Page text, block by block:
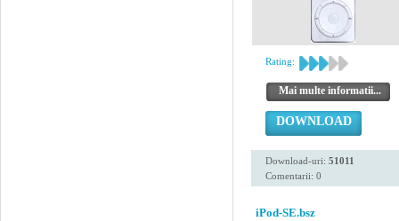
Rating:
Mai multe informatii...
DOWNLOAD
Download-uri: 51011
Comentarii: 0
iPod-SE.bsz